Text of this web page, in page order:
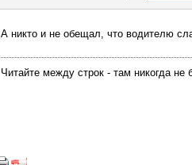
А никто и не обещал, что водителю
Читайте междy строк - там никогда не